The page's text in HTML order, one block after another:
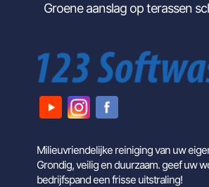
Groene aanslag op terassen
Milieuvriendelijke reiniging van uw
Grondig, veilig en duurzaam. geef uw
bedrijfspand een frisse uitstraling!